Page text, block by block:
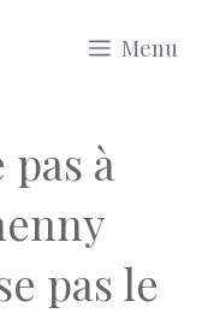
Menu
pas à
pas le